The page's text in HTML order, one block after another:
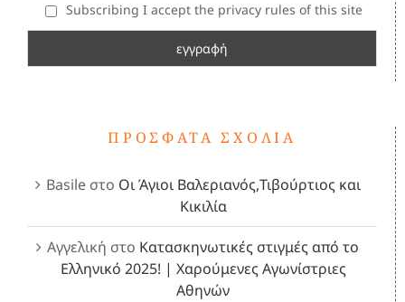
Subscribing I accept the privacy rules of this site
ΠΡΌΣΦΑΤΑ ΣΧΌΛΙΑ
Basileστο Οι Άγιοι Βαλεριανός,Τιβούρτιος και
Κικιλία
Αγγελική στο Κατασκηνωτικές στιγμές από το
Ελληνικό 2025! | Χαρούμενες Αγωνίστριες
Αθηνών